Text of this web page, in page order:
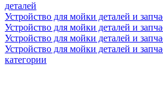
деталей
Устройство для мойки деталей и
Устройство для мойки деталей и
Устройство для мойки деталей и
Устройство для мойки деталей и
категории